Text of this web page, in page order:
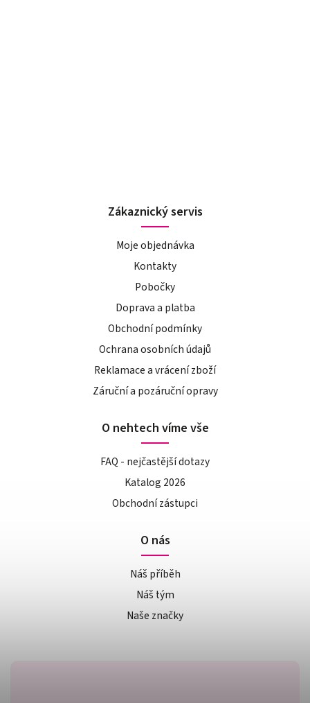
Zákaznický servis
Moje objednávka
Kontakty
Pobočky
Doprava a platba
Obchodní podmínky
Ochrana osobních údajů
Reklamace a vrácení zboží
Záruční a pozáruční opravy
O nehtech víme vše
FAQ - nejčastější dotazy
Katalog 2026
Obchodní zástupci
O nás
Náš příběh
Náš tým
Naše značky